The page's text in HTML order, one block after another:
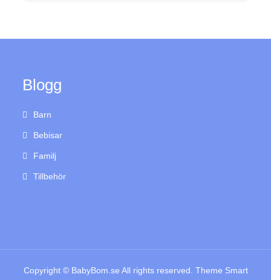
Blogg
Barn
Bebisar
Familj
Tillbehör
Copyright © BabyBom.se All rights reserved. Theme Smart